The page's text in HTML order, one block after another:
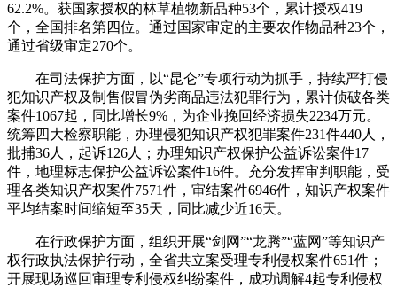
62.2%。获国家授权的林草植物新品种53个，累计授权419
个，全国排名第四位。通过国家审定的主要农作物品种23个，
通过省级审定270个。
在司法保护方面，以“昆仑”专项行动为抓手，持续严打侵
犯知识产权及制售假冒伪劣商品违法犯罪行为，累计侦破各类
案件1067起，同比增长9%，为企业挽回经济损失2234万元。
统筹四大检察职能，办理侵犯知识产权犯罪案件231件440人，
批捕36人，起诉126人；办理知识产权保护公益诉讼案件17
件，地理标志保护公益诉讼案件16件。充分发挥审判职能，受
理各类知识产权案件7571件，审结案件6946件，知识产权案件
平均结案时间缩短至35天，同比减少近16天。
在行政保护方面，组织开展“剑网”“龙腾”“蓝网”等知识产
权行政执法保护行动，全省共立案受理专利侵权案件651件；
开展现场巡回审理专利侵权纠纷案件，成功调解4起专利侵权